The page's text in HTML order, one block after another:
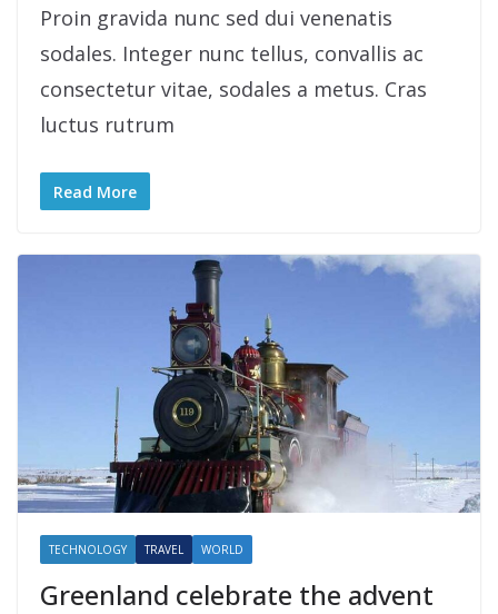
Proin gravida nunc sed dui venenatis
sodales. Integer nunc tellus, convallis ac
consectetur vitae, sodales a metus. Cras
luctus rutrum
Read More
TECHNOLOGY TRAVEL WORLD
Greenland celebrate the advent